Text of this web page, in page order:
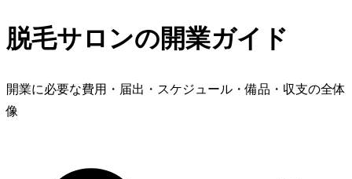
脱毛サロンの開業ガイド
開業に必要な費用・届出・スケジュール・備品・収支の全体
像